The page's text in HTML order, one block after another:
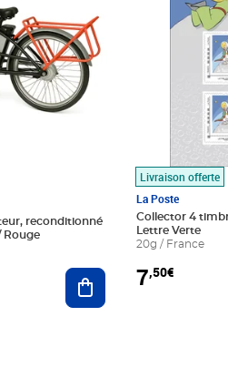
reconditionné
Rouge
Ajouter au panier
Livraison offerte
La Poste
Collector 4
Lettre Verte
20g / France
7,50€